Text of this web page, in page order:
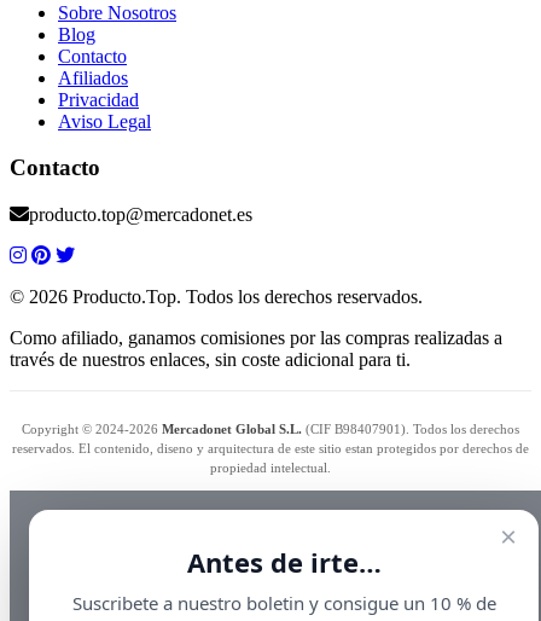
Sobre Nosotros
Blog
Contacto
Afiliados
Privacidad
Aviso Legal
Contacto
producto.top@mercadonet.es
© 2026 Producto.Top. Todos los derechos reservados.
Como afiliado, ganamos comisiones por las compras realizadas a
través de nuestros enlaces, sin coste adicional para ti.
Copyright © 2024-2026 Mercadonet Global S.L. (CIF B98407901). Todos los derechos
reservados. El contenido, diseno y arquitectura de este sitio estan protegidos por derechos de
propiedad intelectual.
×
Antes de irte…
Suscribete a nuestro boletin y consigue un 10 % de